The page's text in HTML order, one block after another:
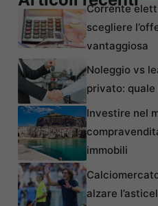
Corrente
scegliere
vantaggiosa
Noleggio vs
privato: quale
Investire nel
immobili
alzare